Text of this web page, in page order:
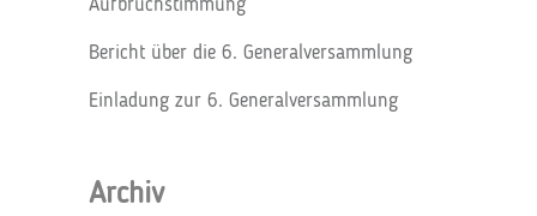
Aufbruchstimmung
Bericht über die 6. Generalversammlung
Einladung zur 6. Generalversammlung
Archiv